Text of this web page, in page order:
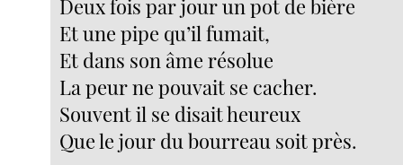
Deux fois par jour un pot de bière
Et une pipe qu’il fumait,
Et dans son âme résolue
La peur ne pouvait se cacher.
Souvent il se disait heureux
Que le jour du bourreau soit près.